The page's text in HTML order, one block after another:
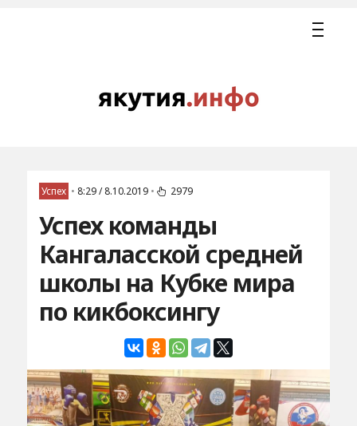
Успех • 8:29 / 8.10.2019 • 2979
Успех команды
Кангаласской средней
школы на Кубке мира
по кикбоксингу